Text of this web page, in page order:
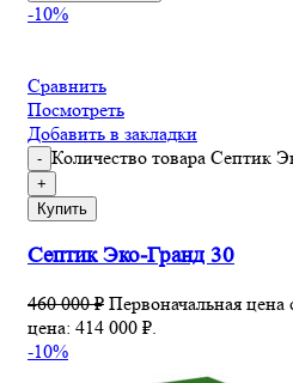
-10%
Сравнить
Посмотреть
Добавить в закладки
Количество товара Септик
Купить
Септик Эко-Гранд 30
460 000₽ Первоначальная цена
цена: 414 000 ₽.
-10%